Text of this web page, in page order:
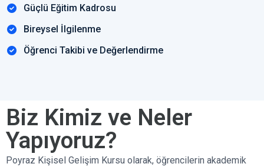
Güçlü Eğitim Kadrosu
Bireysel İlgilenme
Öğrenci Takibi ve Değerlendirme
Biz Kimiz ve Neler
Yapıyoruz?
Poyraz Kişisel Gelişim Kursu olarak, öğrencilerin akademik